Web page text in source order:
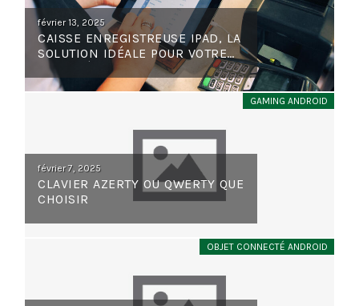
Posted
on
février 13, 2025
CAISSE ENREGISTREUSE IPAD, LA
SOLUTION IDÉALE POUR VOTRE
ACTIVITÉ
GAMING ANDROID
Posted
on
février 7, 2025
CLAVIER AZERTY OU QWERTY QUE
CHOISIR
OBJET CONNECTÉ ANDROID